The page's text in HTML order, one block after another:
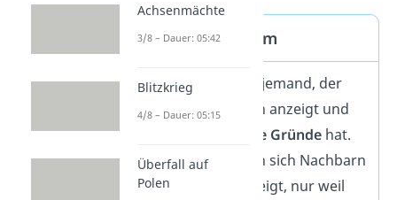
Denunziantentum
EinDenunziant
ist jemand, der
eine andere Person anzeigt und
hinterhältige Gründehat.
Zum Beispiel haben sich Nachbarn
gegenseitig angezeigt, nur weil
Achsenmächte
3/8 – Dauer: 05:42
Blitzkrieg
4/8 – Dauer: 05:15
Überfall auf
Polen